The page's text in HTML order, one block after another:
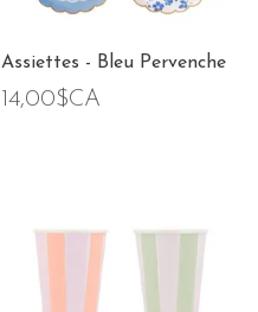
Assiettes - Bleu Pervenche
14,00$CA